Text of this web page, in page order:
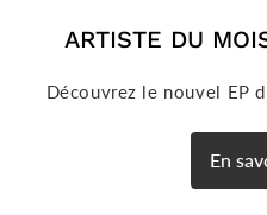
ARTISTE DU
Découvrez le nouvel EP
En